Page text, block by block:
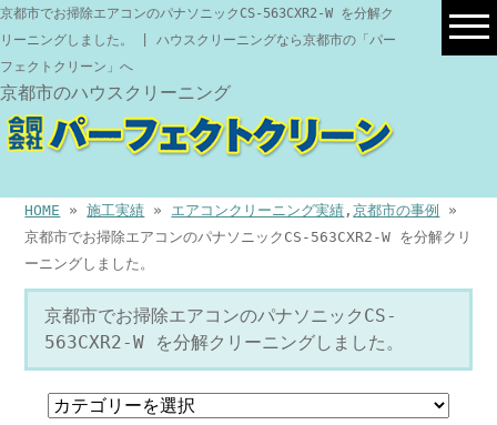
京都市でお掃除エアコンのパナソニックCS-563CXR2-W を分解ク
リーニングしました。 | ハウスクリーニングなら京都市の「パー
フェクトクリーン」へ
京都市のハウスクリーニング
HOME »施工実績 » エアコンクリーニング実績 ,京都市の事例
»
京都市でお掃除エアコンのパナソニックCS-563CXR2-W を分解クリ
ーニングしました。
京都市でお掃除エアコンのパナソニックCS-
563CXR2-W を分解クリーニングしました。